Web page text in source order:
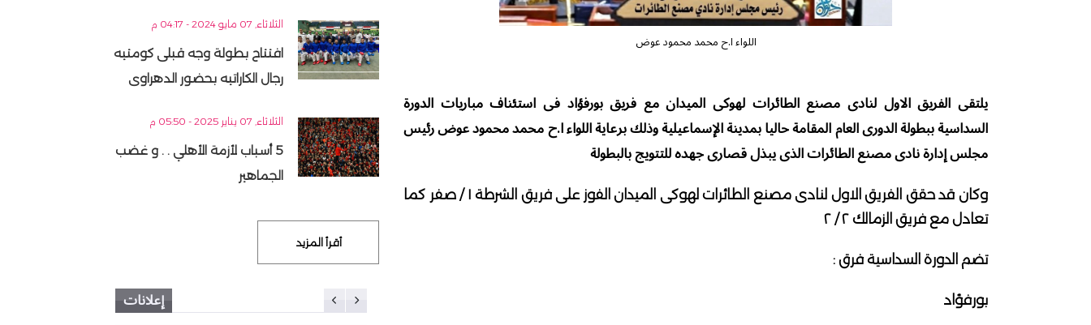
اللواء ا.ح محمد محمود عوض
يلتقى الفريق الاول لنادى مصنع الطائرات لهوكى الميدان مع فريق بورفؤاد فى استئناف مباريات الدورة
السداسية ببطولة الدورى العام المقامة حاليا بمدينة الإسماعيلية وذلك برعاية اللواء ا.ح محمد محمود عوض رئيس
مجلس إدارة نادى مصنع الطائرات الذى يبذل قصارى جهده للتتويج بالبطولة
وكان قد حقق الفريق الاول لنادى مصنع الطائرات لهوكى الميدان الفوز على فريق الشرطة ١ / صفر كما
تعادل مع فريق الزمالك ٢ / ٢
تضم الدورة السداسية فرق :
بورفؤاد
الثلاثاء, 07 مايو 2024 - 04:17 م
افتتاح بطولة وجه قبلى كومتيه
رجال الكاراتيه بحضور الدهراوى
الثلاثاء, 07 يناير 2025 - 05:50 م
5 أسباب لأزمة الأهلي . . و غضب
الجماهير
أقرأ المزيد
إعلانات